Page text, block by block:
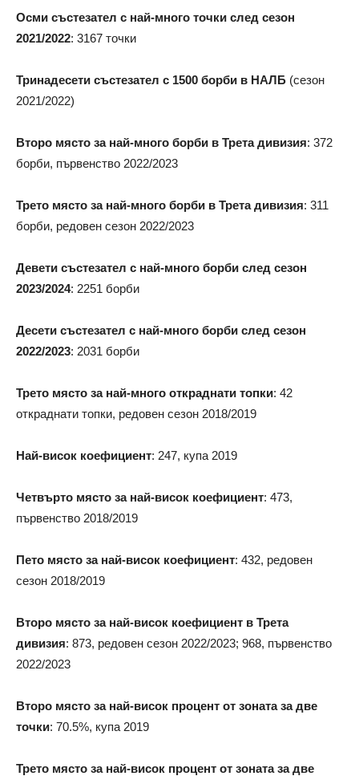
Осми състезател с най-много точки след сезон
2021/2022: 3167 точки
Тринадесети състезател с 1500 борби в НАЛБ (сезон
2021/2022)
Второ място за най-много борби в Трета дивизия: 372
борби, първенство 2022/2023
Трето място за най-много борби в Трета дивизия: 311
борби, редовен сезон 2022/2023
Девети състезател с най-много борби след сезон
2023/2024: 2251 борби
Десети състезател с най-много борби след сезон
2022/2023: 2031 борби
Трето място за най-много откраднати топки: 42
откраднати топки, редовен сезон 2018/2019
Най-висок коефициент: 247, купа 2019
Четвърто място за най-висок коефициент: 473,
първенство 2018/2019
Пето място за най-висок коефициент: 432, редовен
сезон 2018/2019
Второ място за най-висок коефициент в Трета
дивизия: 873, редовен сезон 2022/2023; 968, първенство
2022/2023
Второ място за най-висок процент от зоната за две
точки: 70.5%, купа 2019
Трето място за най-висок процент от зоната за две